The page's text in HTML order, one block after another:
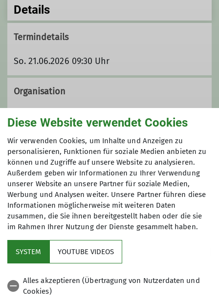
Details
Termindetails
So. 21.06.2026 09:30 Uhr
Organisation
Dieter.fastabend@alpenverein-
paderborn.de
Gruppe
Wandern
Wir sind eine aktive Wandergruppe,
offen für jedes Alter, haben Freude an
der Natur und machen Wanderungen
Diese Website verwendet Cookies
Wir verwenden Cookies, um Inhalte und Anzeigen zu
personalisieren, Funktionen für soziale Medien anbieten zu
können und Zugriffe auf unsere Website zu analysieren.
Außerdem geben wir Informationen zu Ihrer Verwendung
unserer Website an unsere Partner für soziale Medien,
Werbung und Analysen weiter. Unsere Partner führen diese
Informationen möglicherweise mit weiteren Daten
zusammen, die Sie ihnen bereitgestellt haben oder die sie
im Rahmen Ihrer Nutzung der Dienste gesammelt haben.
SYSTEM YOUTUBE VIDEOS
Alles akzeptieren (Übertragung von Nutzerdaten und
Cookies)